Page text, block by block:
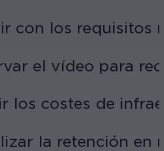
con los requisitos
el vídeo para
los costes de
la retención en